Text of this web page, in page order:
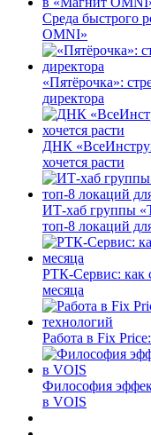
Среда быстрого
OMNI»
«Пятёрочка»:
директора
ДНК
хочется расти
ИТ-хаб группы
топ-8 локаций
РТК-Сервис: как
месяца
Работа в Fix
Философия
в VOIS